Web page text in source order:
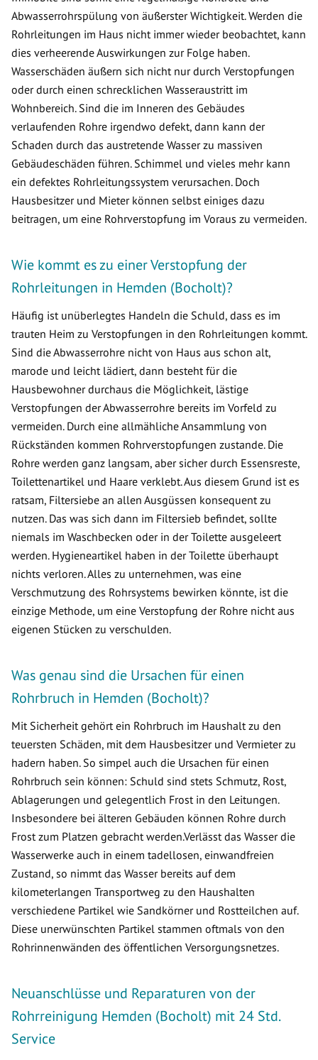
Abwasserrohrspülung von äußerster Wichtigkeit. Werden die
Rohrleitungen im Haus nicht immer wieder beobachtet, kann
dies verheerende Auswirkungen zur Folge haben.
Wasserschäden äußern sich nicht nur durch Verstopfungen
oder durch einen schrecklichen Wasseraustritt im
Wohnbereich. Sind die im Inneren des Gebäudes
verlaufenden Rohre irgendwo defekt, dann kann der
Schaden durch das austretende Wasser zu massiven
Gebäudeschäden führen. Schimmel und vieles mehr kann
ein defektes Rohrleitungssystem verursachen. Doch
Hausbesitzer und Mieter können selbst einiges dazu
beitragen, um eine Rohrverstopfung im Voraus zu vermeiden.
Wie kommt es zu einer Verstopfung der
Rohrleitungen in Hemden (Bocholt)?
Häufig ist unüberlegtes Handeln die Schuld, dass es im
trauten Heim zu Verstopfungen in den Rohrleitungen kommt.
Sind die Abwasserrohre nicht von Haus aus schon alt,
marode und leicht lädiert, dann besteht für die
Hausbewohner durchaus die Möglichkeit, lästige
Verstopfungen der Abwasserrohre bereits im Vorfeld zu
vermeiden. Durch eine allmähliche Ansammlung von
Rückständen kommen Rohrverstopfungen zustande. Die
Rohre werden ganz langsam, aber sicher durch Essensreste,
Toilettenartikel und Haare verklebt. Aus diesem Grund ist es
ratsam, Filtersiebe an allen Ausgüssen konsequent zu
nutzen. Das was sich dann im Filtersieb befindet, sollte
niemals im Waschbecken oder in der Toilette ausgeleert
werden. Hygieneartikel haben in der Toilette überhaupt
nichts verloren. Alles zu unternehmen, was eine
Verschmutzung des Rohrsystems bewirken könnte, ist die
einzige Methode, um eine Verstopfung der Rohre nicht aus
eigenen Stücken zu verschulden.
Was genau sind die Ursachen für einen
Rohrbruch in Hemden (Bocholt)?
Mit Sicherheit gehört ein Rohrbruch im Haushalt zu den
teuersten Schäden, mit dem Hausbesitzer und Vermieter zu
hadern haben. So simpel auch die Ursachen für einen
Rohrbruch sein können: Schuld sind stets Schmutz, Rost,
Ablagerungen und gelegentlich Frost in den Leitungen.
Insbesondere bei älteren Gebäuden können Rohre durch
Frost zum Platzen gebracht werden.Verlässt das Wasser die
Wasserwerke auch in einem tadellosen, einwandfreien
Zustand, so nimmt das Wasser bereits auf dem
kilometerlangen Transportweg zu den Haushalten
verschiedene Partikel wie Sandkörner und Rostteilchen auf.
Diese unerwünschten Partikel stammen oftmals von den
Rohrinnenwänden des öffentlichen Versorgungsnetzes.
Neuanschlüsse und Reparaturen von der
Rohrreinigung Hemden (Bocholt) mit 24 Std.
Service